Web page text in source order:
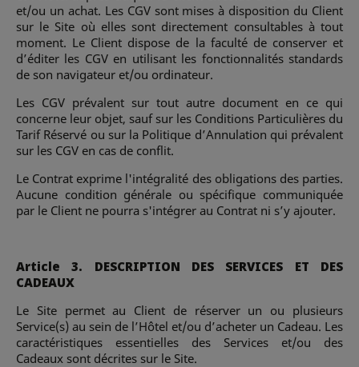
et/ou un achat. Les CGV sont mises à disposition du Client
sur le Site où elles sont directement consultables à tout
moment. Le Client dispose de la faculté de conserver et
d’éditer les CGV en utilisant les fonctionnalités standards
de son navigateur et/ou ordinateur.
Les CGV prévalent sur tout autre document en ce qui
concerne leur objet, sauf sur les Conditions Particulières du
Tarif Réservé ou sur la Politique d’Annulation qui prévalent
sur les CGV en cas de conflit.
Le Contrat exprime l'intégralité des obligations des parties.
Aucune condition générale ou spécifique communiquée
par le Client ne pourra s'intégrer au Contrat ni s’y ajouter.
Article 3. DESCRIPTION DES SERVICES ET DES
CADEAUX
Le Site permet au Client de réserver un ou plusieurs
Service(s) au sein de l’Hôtel et/ou d’acheter un Cadeau. Les
caractéristiques essentielles des Services et/ou des
Cadeaux sont décrites sur le Site.